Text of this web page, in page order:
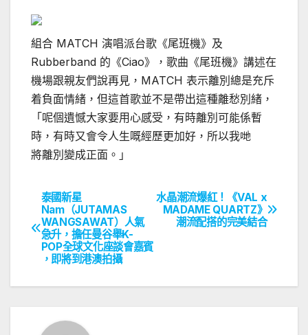
組合 MATCH 演唱派台歌《尾班機》及
Rubberband 的《Ciao》，歌曲《尾班機》講述在
機場跟親友們說再見，MATCH 表示離別總是充斥
着負面情緒，但這首歌並不是帶出這種離愁別緒，
「呢個遺憾大家要用心感受，有時離別可能係暫
時，有時又會令人生嘅經歷更加好，所以我哋
將離別變成正面。」
文
章
導
覽
水晶潮流爆紅！《VAL x
MADAME QUARTZ》
潮流配搭的完美結合
泰國新星
Nam（JUTAMAS
WANGSAWAT）人氣
急升，擔任曼谷舉K-
POP全球文化座談會嘉賓
，即將到港澳拍攝